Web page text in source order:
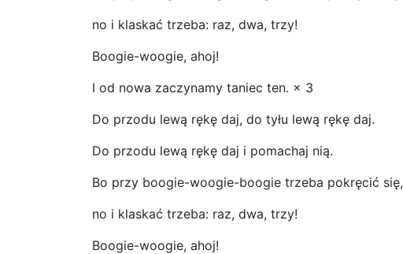
no i klaskać trzeba: raz, dwa, trzy!
Boogie-woogie, ahoj!
I od nowa zaczynamy taniec ten. × 3
Do przodu lewą rękę daj, do tyłu lewą rękę daj.
Do przodu lewą rękę daj i pomachaj nią.
Bo przy boogie-woogie-boogie trzeba pokręcić się,
no i klaskać trzeba: raz, dwa, trzy!
Boogie-woogie, ahoj!